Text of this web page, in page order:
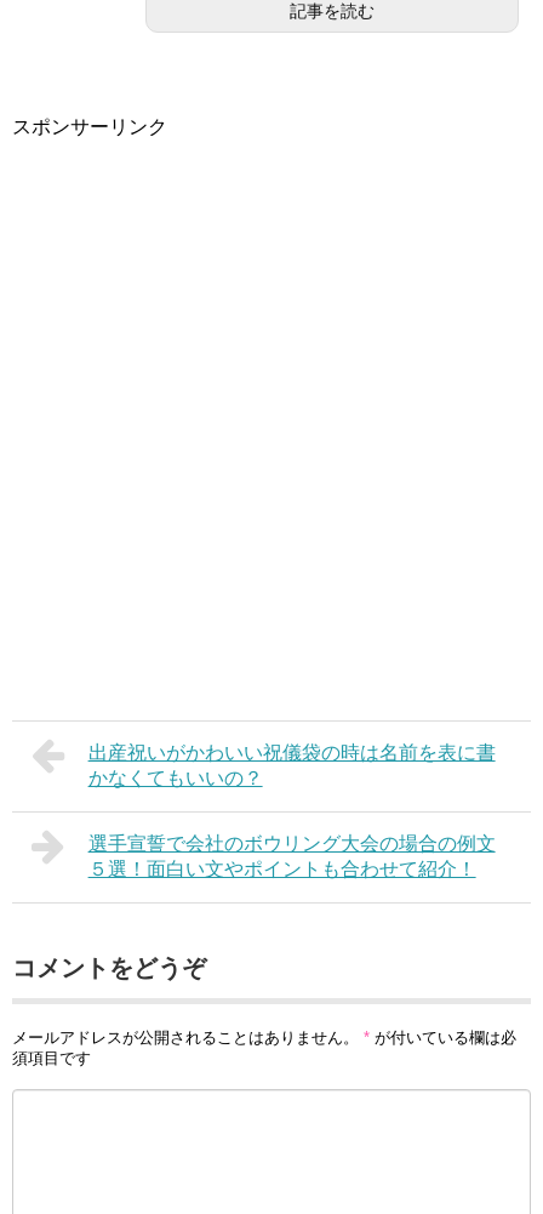
記事を読む
スポンサーリンク
出産祝いがかわいい祝儀袋の時は名前を表に書
かなくてもいいの？
選手宣誓で会社のボウリング大会の場合の例文
５選！面白い文やポイントも合わせて紹介！
コメントをどうぞ
メールアドレスが公開されることはありません。 * が付いている欄は必
須項目です